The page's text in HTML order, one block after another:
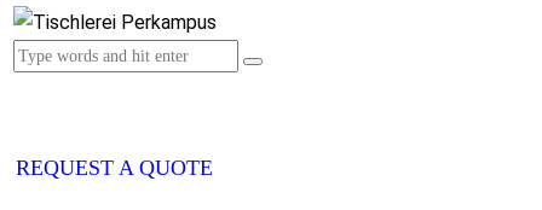
REQUEST A QUOTE